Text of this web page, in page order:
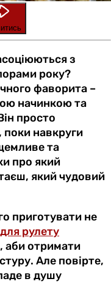
з
року?
фаворита –
начинкою та
просто
поки навкруги
та
про який
який чудовий
приготувати не
рулету
аби отримати
Але повірте,
в душу